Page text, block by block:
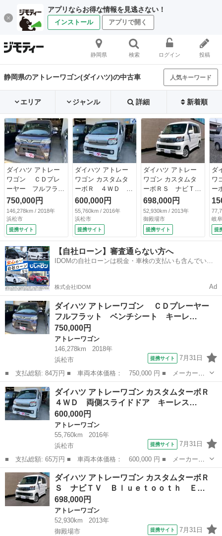
アプリならお得な情報を見逃さない！
インストール アプリで開く
静岡県 検索 ログイン 投稿
静岡県のアトレーワゴン(ダイハツ)の中古車 人気キーワード
エリア ジャンル 詳細 新着順
ダイハツ アトレー
ワゴン ＣＤプレ
ーヤー フルフラッ
ト ベンチシート
キーレスエントリ
ー エアバッグ エ
アコン パワーステ
アリング パワーウ
ィンドウ （車検整
備付）
750,000円
146,278km / 2018年
浜松市
提携サイト
ダイハツ アトレー
ワゴン カスタムタ
ーボＲ ４ＷＤ 両
側スライドドア キ
ーレスエントリー
電動格納ミラー ベ
ンチシート ＡＴ
盗難防止システム
ＡＢＳ ＣＤ ミュ
ージックプレイヤー
接続可 アルミホイ
ィ エアコン （車
600,000円
55,760km / 2016年
浜松市
提携サイト
ダイハツ アトレー
ワゴン カスタムタ
ーボＲＳ ナビＴ
Ｖ Ｂｌｕｅｔｏｏ
ｔｈ ＥＴＣ 左電
動スライドドア Ｈ
ＩＤライト フォグ
ランプ （車検整備
698,000円
52,930km / 2013年
御殿場市
提携サイト
ダ
ワ
ー
実
Ｄ
9.2
岐
提
【自社ローン】審査通らない方へ
IDOMの自社ローンは税金・車検の支払いも含んでいる
株式会社IDOM Ad
ダイハツ アトレーワゴン ＣＤプレーヤー
フルフラット ベンチシート キーレ…
750,000円
アトレーワゴン
146,278km
2018年
浜松市
提携サイト 7月31日
■ 支払総額: 84万円 ■ 車両本体価格： 750,000 円 ■ メーカー
名： ダイハツ ■ 車種名： アトレーワゴン ■ グレード名：
ＣＤプレーヤー フルフラット ベンチシート キーレスエントリ
ー エアバッグ エ...
静岡 浜松市 アトレーワゴン
ダイハツ アトレーワゴン カスタムターボＲ
４ＷＤ 両側スライドドア キーレス…
600,000円
アトレーワゴン
55,760km
2016年
浜松市
提携サイト 7月31日
■ 支払総額: 65万円 ■ 車両本体価格： 600,000 円 ■ メーカー
名： ダイハツ ■ 車種名： アトレーワゴン ■ グレード名： カ
スタムターボＲ ４ＷＤ 両側スライドドア キーレスエントリー
電動格納ミラー ...
静岡 浜松市 アトレーワゴン
ダイハツ アトレーワゴン カスタムターボＲ
Ｓ ナビＴＶ Ｂｌｕｅｔｏｏｔｈ Ｅ…
698,000円
アトレーワゴン
52,930km
2013年
御殿場市
提携サイト 7月31日